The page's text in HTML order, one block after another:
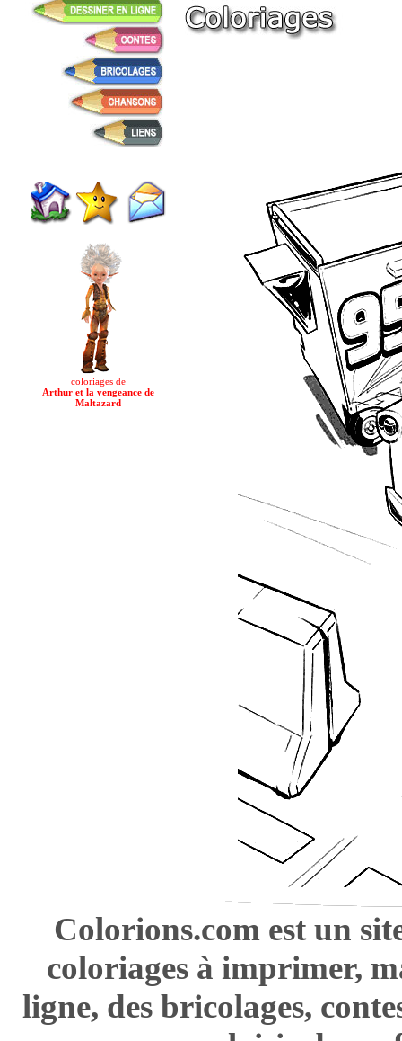
coloriages de
Arthur et la vengeance de
Maltazard
Colorions.com est un
coloriages à imprimer,
ligne, des bricolages,